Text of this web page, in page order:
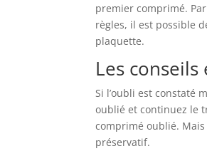
premier comprimé.
règles, il est possible
plaquette.
Les conseils
Si l’oubli est constaté
oublié et continuez le
comprimé oublié.
préservatif.